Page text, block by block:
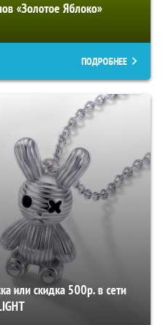
«Золотое Яблоко»
ПОДРОБНЕЕ
или скидка 500р. в сети